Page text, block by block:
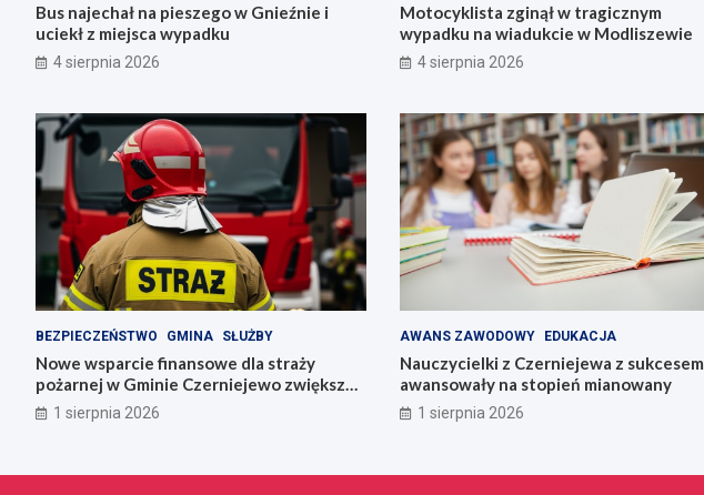
Bus najechał na pieszego w Gnieźnie i
uciekł z miejsca wypadku
4 sierpnia 2026
Motocyklista zginął w tragicznym
wypadku na wiadukcie w Modliszewie
4 sierpnia 2026
BEZPIECZEŃSTWO GMINA SŁUŻBY
Nowe wsparcie finansowe dla straży
pożarnej w Gminie Czerniejewo zwiększa
bezpieczeństwo mieszkańców
1 sierpnia 2026
AWANS ZAWODOWY EDUKACJA
Nauczycielki z Czerniejewa z sukcesem
awansowały na stopień mianowany
1 sierpnia 2026